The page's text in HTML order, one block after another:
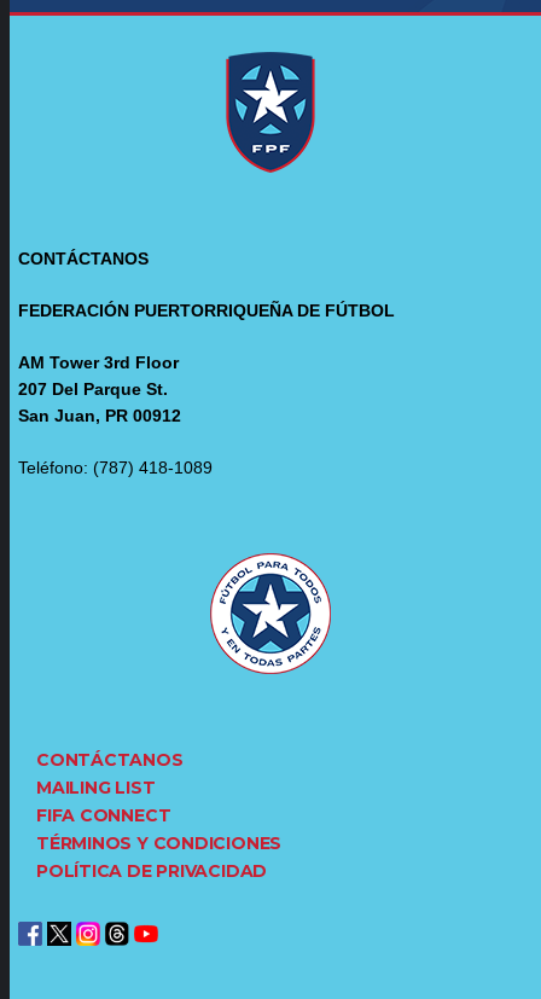
CONTÁCTANOS
FEDERACIÓN PUERTORRIQUEÑA DE FÚTBOL
AM Tower 3rd Floor
207 Del Parque St.
San Juan, PR 00912
Teléfono: (787) 418-1089
CONTÁCTANOS
MAILING LIST
FIFA CONNECT
TÉRMINOS Y CONDICIONES
POLÍTICA DE PRIVACIDAD